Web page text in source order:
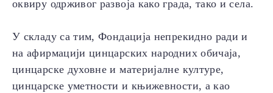
оквиру одрживог развоја како града, тако и села.
У складу са тим, Фондација непрекидно ради и
на афирмацији цинцарских народних обичаја,
цинцарске духовне и материјалне културе,
цинцарске уметности и књижевности, а као